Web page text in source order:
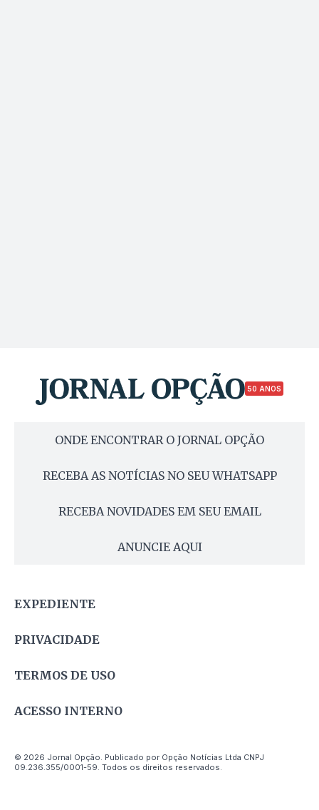
50 ANOS
ONDE ENCONTRAR O JORNAL OPÇÃO
RECEBA AS NOTÍCIAS NO SEU WHATSAPP
RECEBA NOVIDADES EM SEU EMAIL
ANUNCIE AQUI
EXPEDIENTE
PRIVACIDADE
TERMOS DE USO
ACESSO INTERNO
© 2026 Jornal Opção. Publicado por Opção Notícias Ltda CNPJ
09.236.355/0001-59. Todos os direitos reservados.